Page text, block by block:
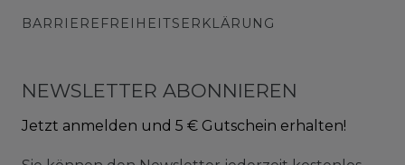
BARRIEREFREIHEITSERKLÄRUNG
NEWSLETTER ABONNIEREN
Jetzt anmelden und 5 € Gutschein erhalten!